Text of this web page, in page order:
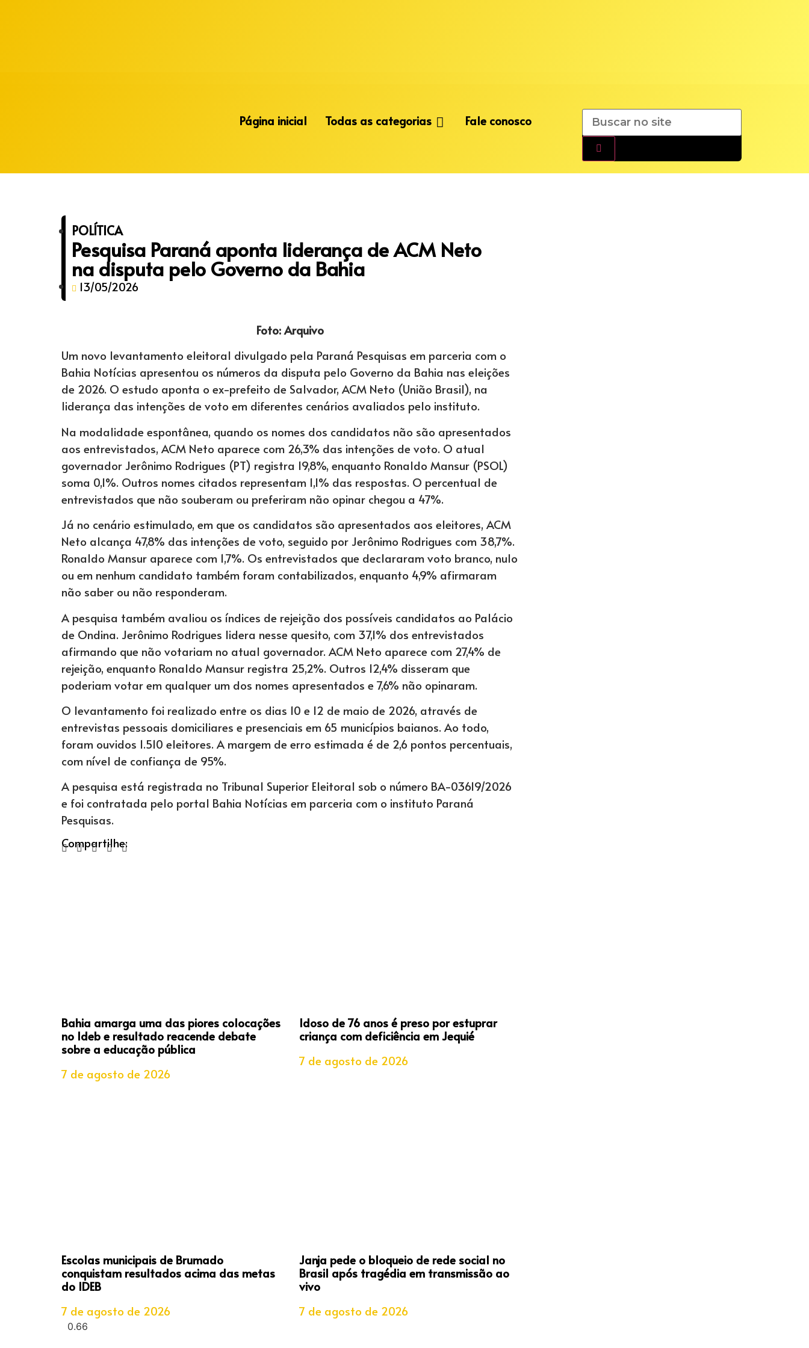
Página inicial Todas as categorias Fale conosco
POLÍTICA
Pesquisa Paraná aponta liderança de ACM Neto
na disputa pelo Governo da Bahia
13/05/2026
Foto: Arquivo
Um novo levantamento eleitoral divulgado pela Paraná Pesquisas em parceria com o
Bahia Notícias apresentou os números da disputa pelo Governo da Bahia nas eleições
de 2026. O estudo aponta o ex-prefeito de Salvador, ACM Neto (União Brasil), na
liderança das intenções de voto em diferentes cenários avaliados pelo instituto.
Na modalidade espontânea, quando os nomes dos candidatos não são apresentados
aos entrevistados, ACM Neto aparece com 26,3% das intenções de voto. O atual
governador Jerônimo Rodrigues (PT) registra 19,8%, enquanto Ronaldo Mansur (PSOL)
soma 0,1%. Outros nomes citados representam 1,1% das respostas. O percentual de
entrevistados que não souberam ou preferiram não opinar chegou a 47%.
Já no cenário estimulado, em que os candidatos são apresentados aos eleitores, ACM
Neto alcança 47,8% das intenções de voto, seguido por Jerônimo Rodrigues com 38,7%.
Ronaldo Mansur aparece com 1,7%. Os entrevistados que declararam voto branco, nulo
ou em nenhum candidato também foram contabilizados, enquanto 4,9% afirmaram
não saber ou não responderam.
A pesquisa também avaliou os índices de rejeição dos possíveis candidatos ao Palácio
de Ondina. Jerônimo Rodrigues lidera nesse quesito, com 37,1% dos entrevistados
afirmando que não votariam no atual governador. ACM Neto aparece com 27,4% de
rejeição, enquanto Ronaldo Mansur registra 25,2%. Outros 12,4% disseram que
poderiam votar em qualquer um dos nomes apresentados e 7,6% não opinaram.
O levantamento foi realizado entre os dias 10 e 12 de maio de 2026, através de
entrevistas pessoais domiciliares e presenciais em 65 municípios baianos. Ao todo,
foram ouvidos 1.510 eleitores. A margem de erro estimada é de 2,6 pontos percentuais,
com nível de confiança de 95%.
A pesquisa está registrada no Tribunal Superior Eleitoral sob o número BA-03619/2026
e foi contratada pelo portal Bahia Notícias em parceria com o instituto Paraná
Pesquisas.
Compartilhe:
Bahia amarga uma das piores colocações
no Ideb e resultado reacende debate
sobre a educação pública
7 de agosto de 2026
Idoso de 76 anos é preso por estuprar
criança com deficiência em Jequié
7 de agosto de 2026
Escolas municipais de Brumado
conquistam resultados acima das metas
do IDEB
7 de agosto de 2026
Janja pede o bloqueio de rede social no
Brasil após tragédia em transmissão ao
vivo
7 de agosto de 2026